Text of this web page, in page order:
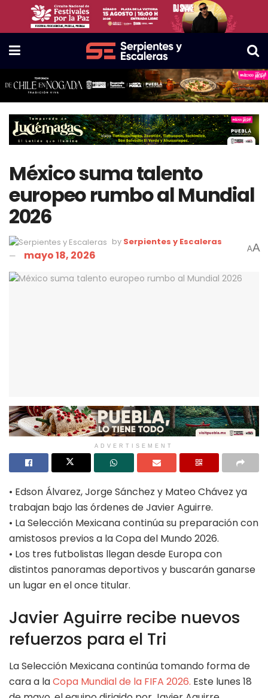
México suma talento
europeo rumbo al Mundial
2026
by Serpientes y Escaleras
mayo 18, 2026 AA
ADVERTISEMENT
• Edson Álvarez, Jorge Sánchez y Mateo Chávez ya
trabajan bajo las órdenes de Javier Aguirre.
• La Selección Mexicana continúa su preparación con
amistosos previos a la Copa del Mundo 2026.
• Los tres futbolistas llegan desde Europa con
distintos panoramas deportivos y buscarán ganarse
un lugar en el once titular.
Javier Aguirre recibe nuevos
refuerzos para el Tri
La Selección Mexicana continúa tomando forma de
cara a laCopa Mundial de la FIFA 2026. Este lunes 18